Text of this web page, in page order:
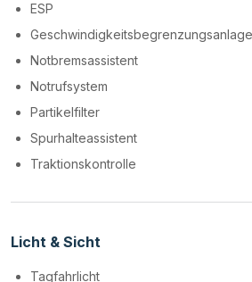
ESP
Geschwindigkeitsbegrenzungsanlage
Notbremsassistent
Notrufsystem
Partikelfilter
Spurhalteassistent
Traktionskontrolle
Licht & Sicht
Tagfahrlicht